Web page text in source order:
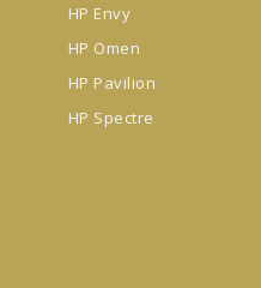
HP Envy
HP Omen
HP Pavilion
HP Spectre